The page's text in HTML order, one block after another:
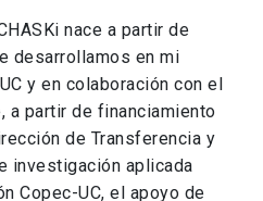
nace a partir de
desarrollamos en mi
y en colaboración con el
a partir de financiamiento
de Transferencia y
investigación aplicada
Copec-UC, el apoyo de